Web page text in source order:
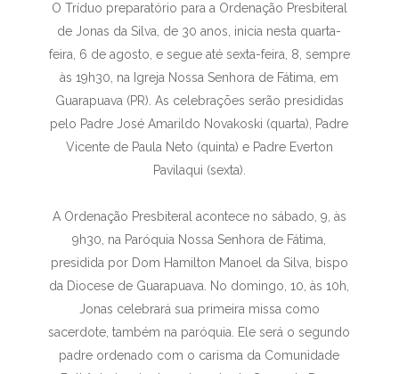
O Tríduo preparatório para a Ordenação Presbiteral
de Jonas da Silva, de 30 anos, inicia nesta quarta-
feira, 6 de agosto, e segue até sexta-feira, 8, sempre
às 19h30, na Igreja Nossa Senhora de Fátima, em
Guarapuava (PR). As celebrações serão presididas
pelo Padre José Amarildo Novakoski (quarta), Padre
Vicente de Paula Neto (quinta) e Padre Everton
Pavilaqui (sexta).
A Ordenação Presbiteral acontece no sábado, 9, às
9h30, na Paróquia Nossa Senhora de Fátima,
presidida por Dom Hamilton Manoel da Silva, bispo
da Diocese de Guarapuava. No domingo, 10, às 10h,
Jonas celebrará sua primeira missa como
sacerdote, também na paróquia. Ele será o segundo
padre ordenado com o carisma da Comunidade